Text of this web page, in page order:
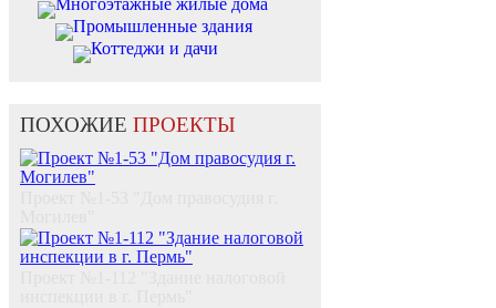
Многоэтажные жилые дома
Промышленные здания
Коттеджи и дачи
ПОХОЖИЕ ПРОЕКТЫ